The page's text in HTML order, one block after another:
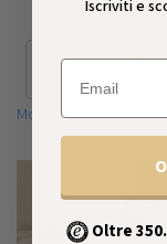
Paese di
Turchia
Mostra tutte le
Iscriviti e
Email
Oltre